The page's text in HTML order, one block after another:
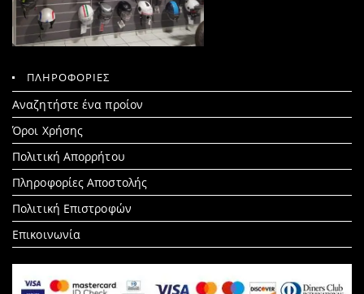
ΠΛΗΡΟΦΟΡΙΕΣ
Αναζητήστε ένα προίον
Search
for:
Όροι Χρήσης
Πολιτική Απορρήτου
Πληροφορίες Αποστολής
Πολιτική Επιστροφών
Επικοινωνία